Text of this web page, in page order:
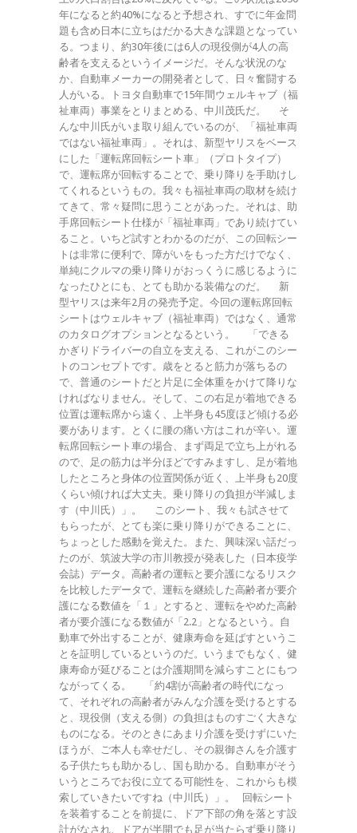
年になると約40%になると予想され、すでに年金問
題も含め日本に立ちはだかる大きな課題となってい
る。つまり、約30年後には6人の現役側が4人の高
齢者を支えるというイメージだ。そんな状況のな
か、自動車メーカーの開発者として、日々奮闘する
人がいる。トヨタ自動車で15年間ウェルキャブ（福
祉車両）事業をとりまとめる、中川茂氏だ。 そ
んな中川氏がいま取り組んでいるのが、「福祉車両
ではない福祉車両」。それは、新型ヤリスをベース
にした「運転席回転シート車」（プロトタイプ）
で、運転席が回転することで、乗り降りを手助けし
てくれるというもの。我々も福祉車両の取材を続け
てきて、常々疑問に思うことがあった。それは、助
手席回転シート仕様が「福祉車両」であり続けてい
ること。いちど試すとわかるのだが、この回転シー
トは非常に便利で、障がいをもった方だけでなく、
単純にクルマの乗り降りがおっくうに感じるように
なったひとにも、とても助かる装備なのだ。 新
型ヤリスは来年2月の発売予定。今回の運転席回転
シートはウェルキャブ（福祉車両）ではなく、通常
のカタログオプションとなるという。 「できる
かぎりドライバーの自立を支える、これがこのシー
トのコンセプトです。歳をとると筋力が落ちるの
で、普通のシートだと片足に全体重をかけて降りな
ければなりません。そして、この右足が着地できる
位置は運転席から遠く、上半身も45度ほど傾ける必
要があります。とくに腰の痛い方はこれが辛い。運
転席回転シート車の場合、まず両足で立ち上がれる
ので、足の筋力は半分ほどですみますし、足が着地
したところと身体の位置関係が近く、上半身も20度
くらい傾ければ大丈夫。乗り降りの負担が半減しま
す（中川氏）」。 このシート、我々も試させて
もらったが、とても楽に乗り降りができることに、
ちょっとした感動を覚えた。また、興味深い話だっ
たのが、筑波大学の市川教授が発表した（日本疫学
会誌）データ。高齢者の運転と要介護になるリスク
を比較したデータで、運転を継続した高齢者が要介
護になる数値を「１」とすると、運転をやめた高齢
者が要介護になる数値が「2.2」となるという。自
動車で外出することが、健康寿命を延ばすというこ
とを証明しているというのだ。いうまでもなく、健
康寿命が延びることは介護期間を減らすことにもつ
ながってくる。 「約4割が高齢者の時代になっ
て、それぞれの高齢者がみんな介護を受けるとする
と、現役側（支える側）の負担はものすごく大きな
ものになる。そのときにあまり介護を受けずにいた
ほうが、ご本人も幸せだし、その親御さんを介護す
る子供たちも助かるし、国も助かる。自動車がそう
いうところでお役に立てる可能性を、これからも模
索していきたいですね（中川氏）」。 回転シート
を装着することを前提に、ドア下部の角を落とす設
計がなされ、ドアが半開でも足が当たらず乗り降り